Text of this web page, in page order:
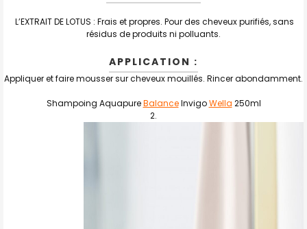
L’EXTRAIT DE LOTUS : Frais et propres. Pour des cheveux purifiés, sans
résidus de produits ni polluants.
APPLICATION :
Appliquer et faire mousser sur cheveux mouillés. Rincer abondamment.
Shampoing AquapureBalanceInvigoWella 250ml